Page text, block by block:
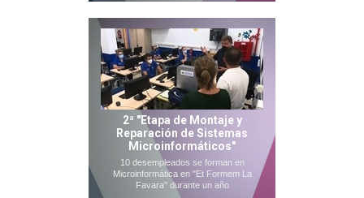
2ª "Etapa de Montaje y
Reparación de Sistemas
Microinformáticos"
10 desempleados se forman en
Microinformática en "Et Formem La
Favara" durante un año